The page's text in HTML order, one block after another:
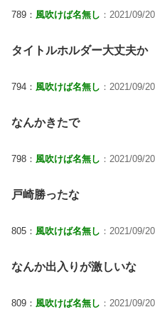
789： 風吹けば名無し ：2021/09/
タイトルホルダー大丈夫か
794： 風吹けば名無し ：2021/09/
なんかきたで
798： 風吹けば名無し ：2021/09/
戸崎勝ったな
805： 風吹けば名無し ：2021/09/
なんか出入りが激しいな
809： 風吹けば名無し ：2021/09/